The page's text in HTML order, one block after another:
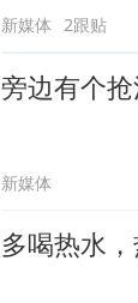
新媒体 2跟贴
旁边有个
新媒体
多喝热水，